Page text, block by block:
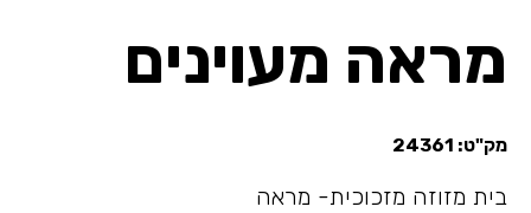
מראה מעוינים
מק"ט: 24361
בית מזוזה מזכוכית- מראה